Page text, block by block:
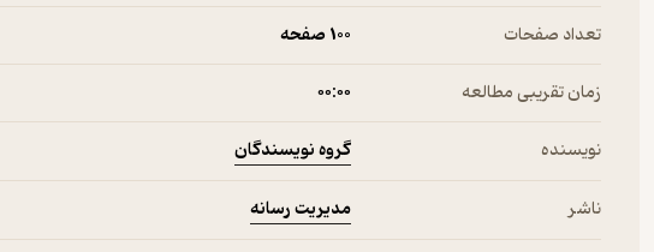
تعداد صفحات 100 صفحه
زمان تقریبی مطالعه ۰۰:۰۰
نویسنده گروه نویسندگان
ناشر مدیریت رسانه